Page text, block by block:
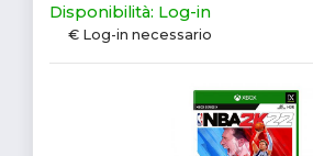
Disponibilità: Log-in
€ Log-in necessario